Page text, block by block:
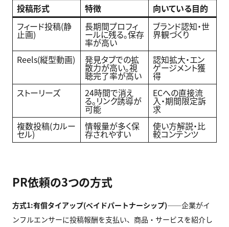
投稿形式 特徴
向いている目的
フィード投稿(静
止画)
長期間プロフィ
ールに残る。保存
率が高い
ブランド認知・世
界観づくり
Reels(縦型動画) 発見タブでの拡
散力が高い。視
聴完了率が高い
認知拡大・エン
ゲージメント獲
得
ストーリーズ
24時間で消え
る。リンク誘導が
可能
ECへの直接流
入・期間限定訴
求
複数投稿(カルー
セル)
情報量が多く保
存されやすい
使い方解説・比
較コンテンツ
PR依頼の3つの方式
方式1:有償タイアップ(ペイドパートナーシップ)——企業がイ
ンフルエンサーに投稿報酬を支払い、商品・サービスを紹介し